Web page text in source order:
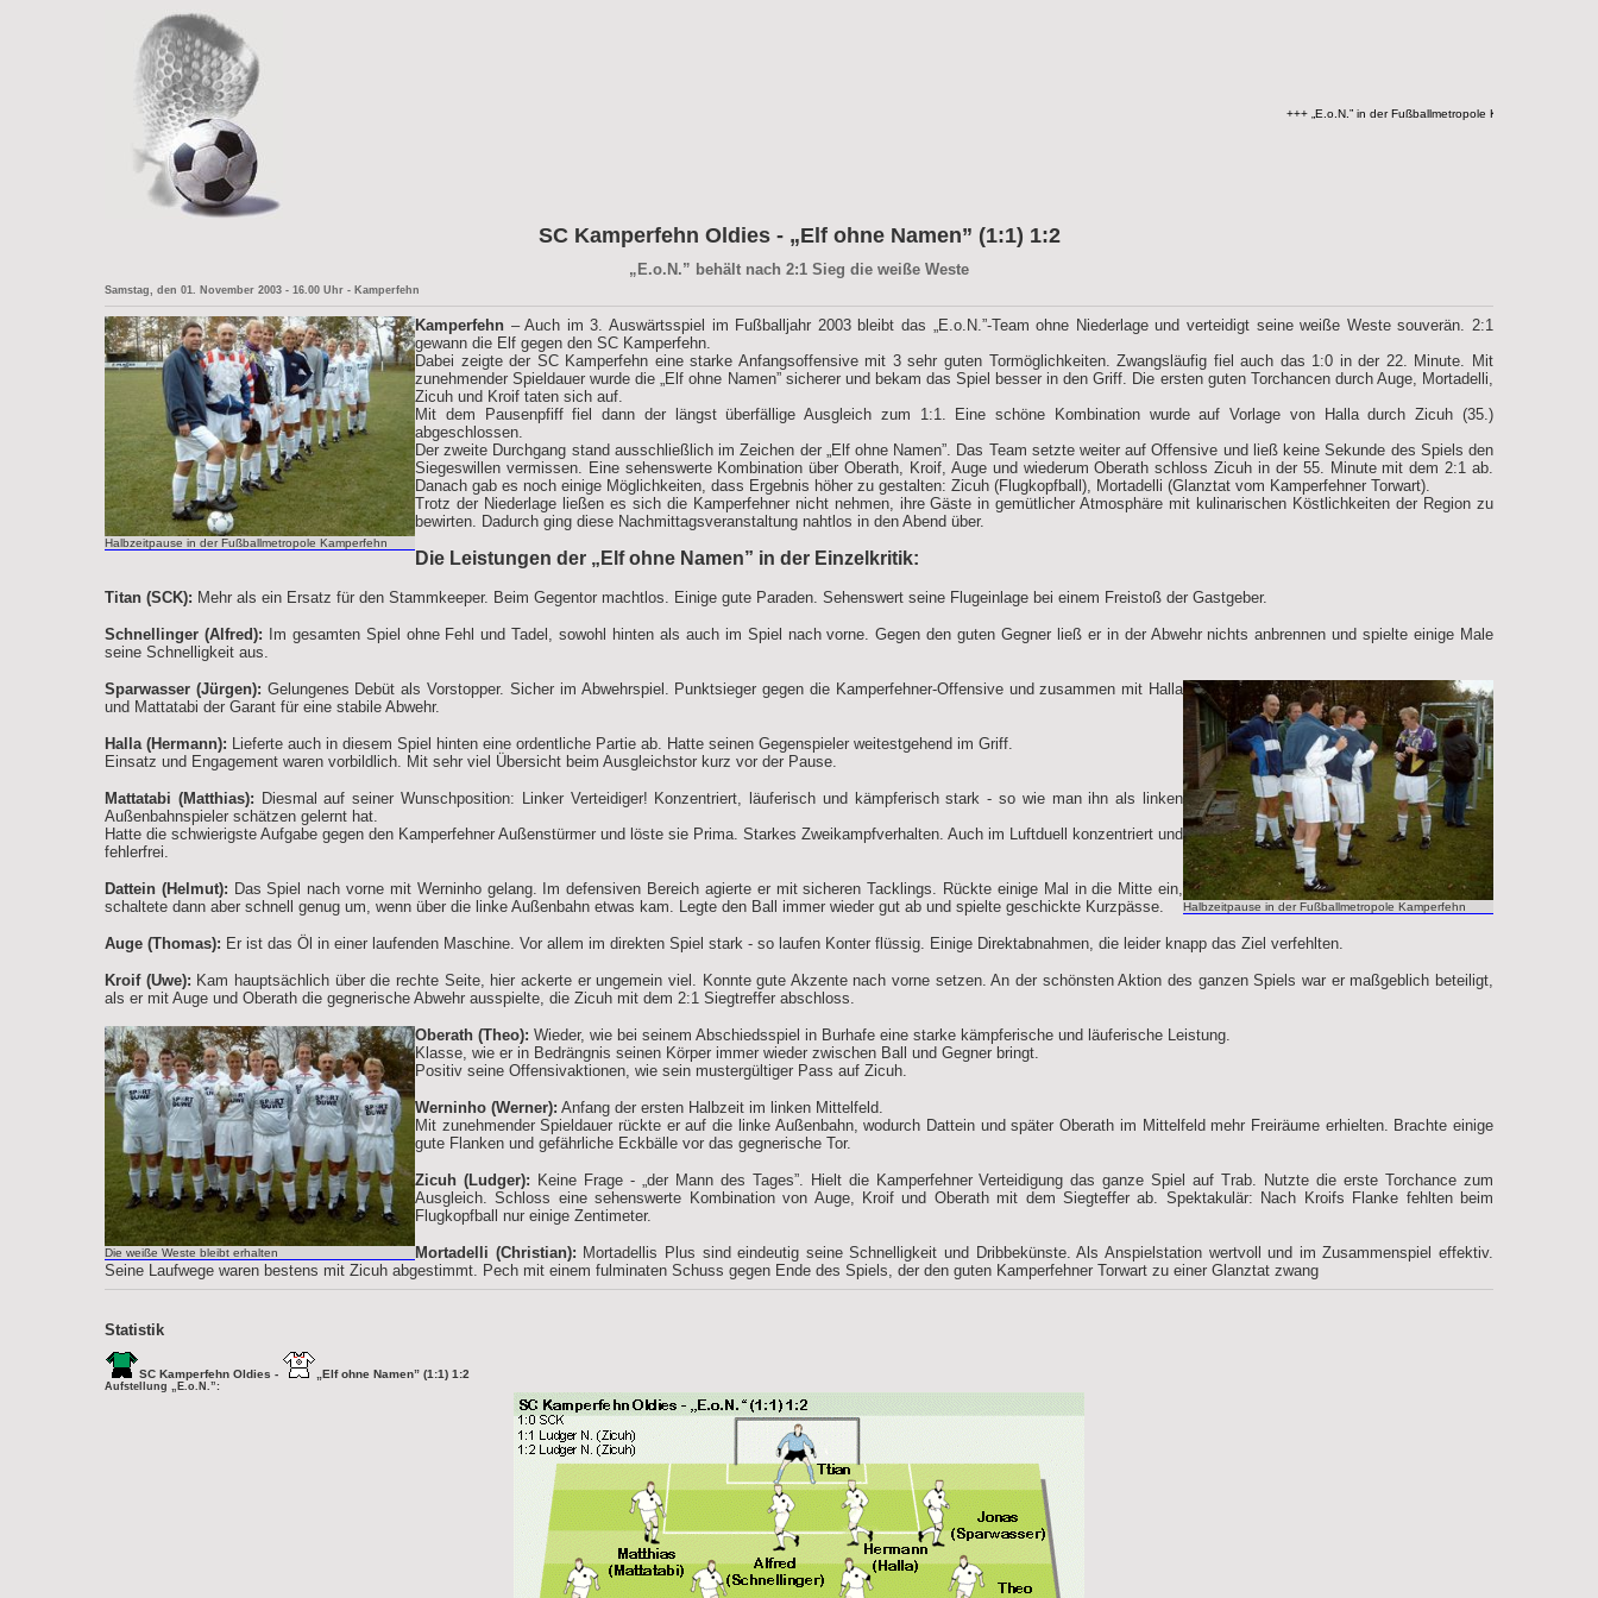
+++ „E.o.N.” in der Fußballmetropole Kamperfehn +++
SC Kamperfehn Oldies - „Elf ohne Namen” (1:1) 1:2
„E.o.N.” behält nach 2:1 Sieg die weiße Weste
Samstag, den 01. November 2003 - 16.00 Uhr - Kamperfehn
Halbzeitpause in der Fußballmetropole Kamperfehn
Kamperfehn – Auch im 3. Auswärtsspiel im Fußballjahr 2003 bleibt das „E.o.N.”-Team ohne Niederlage und verteidigt seine weiße Weste souverän. 2:1
gewann die Elf gegen den SC Kamperfehn.
Dabei zeigte der SC Kamperfehn eine starke Anfangsoffensive mit 3 sehr guten Tormöglichkeiten. Zwangsläufig fiel auch das 1:0 in der 22. Minute. Mit
zunehmender Spieldauer wurde die „Elf ohne Namen” sicherer und bekam das Spiel besser in den Griff. Die ersten guten Torchancen durch Auge, Mortadelli,
Zicuh und Kroif taten sich auf.
Mit dem Pausenpfiff fiel dann der längst überfällige Ausgleich zum 1:1. Eine schöne Kombination wurde auf Vorlage von Halla durch Zicuh (35.)
abgeschlossen.
Der zweite Durchgang stand ausschließlich im Zeichen der „Elf ohne Namen”. Das Team setzte weiter auf Offensive und ließ keine Sekunde des Spiels den
Siegeswillen vermissen. Eine sehenswerte Kombination über Oberath, Kroif, Auge und wiederum Oberath schloss Zicuh in der 55. Minute mit dem 2:1 ab.
Danach gab es noch einige Möglichkeiten, dass Ergebnis höher zu gestalten: Zicuh (Flugkopfball), Mortadelli (Glanztat vom Kamperfehner Torwart).
Trotz der Niederlage ließen es sich die Kamperfehner nicht nehmen, ihre Gäste in gemütlicher Atmosphäre mit kulinarischen Köstlichkeiten der Region zu
bewirten. Dadurch ging diese Nachmittagsveranstaltung nahtlos in den Abend über.
Die Leistungen der „Elf ohne Namen” in der Einzelkritik:
Titan (SCK): Mehr als ein Ersatz für den Stammkeeper. Beim Gegentor machtlos. Einige gute Paraden. Sehenswert seine Flugeinlage bei einem Freistoß der Gastgeber.
Schnellinger (Alfred): Im gesamten Spiel ohne Fehl und Tadel, sowohl hinten als auch im Spiel nach vorne. Gegen den guten Gegner ließ er in der Abwehr nichts anbrennen und spielte einige Male
seine Schnelligkeit aus.
Halbzeitpause in der Fußballmetropole Kamperfehn
Sparwasser (Jürgen): Gelungenes Debüt als Vorstopper. Sicher im Abwehrspiel. Punktsieger gegen die Kamperfehner-Offensive und zusammen mit Halla
und Mattatabi der Garant für eine stabile Abwehr.
Halla (Hermann): Lieferte auch in diesem Spiel hinten eine ordentliche Partie ab. Hatte seinen Gegenspieler weitestgehend im Griff.
Einsatz und Engagement waren vorbildlich. Mit sehr viel Übersicht beim Ausgleichstor kurz vor der Pause.
Mattatabi (Matthias): Diesmal auf seiner Wunschposition: Linker Verteidiger! Konzentriert, läuferisch und kämpferisch stark - so wie man ihn als linken
Außenbahnspieler schätzen gelernt hat.
Hatte die schwierigste Aufgabe gegen den Kamperfehner Außenstürmer und löste sie Prima. Starkes Zweikampfverhalten. Auch im Luftduell konzentriert und
fehlerfrei.
Dattein (Helmut): Das Spiel nach vorne mit Werninho gelang. Im defensiven Bereich agierte er mit sicheren Tacklings. Rückte einige Mal in die Mitte ein,
schaltete dann aber schnell genug um, wenn über die linke Außenbahn etwas kam. Legte den Ball immer wieder gut ab und spielte geschickte Kurzpässe.
Auge (Thomas): Er ist das Öl in einer laufenden Maschine. Vor allem im direkten Spiel stark - so laufen Konter flüssig. Einige Direktabnahmen, die leider knapp das Ziel verfehlten.
Kroif (Uwe): Kam hauptsächlich über die rechte Seite, hier ackerte er ungemein viel. Konnte gute Akzente nach vorne setzen. An der schönsten Aktion des ganzen Spiels war er maßgeblich beteiligt,
als er mit Auge und Oberath die gegnerische Abwehr ausspielte, die Zicuh mit dem 2:1 Siegtreffer abschloss.
Die weiße Weste bleibt erhalten
Oberath (Theo): Wieder, wie bei seinem Abschiedsspiel in Burhafe eine starke kämpferische und läuferische Leistung.
Klasse, wie er in Bedrängnis seinen Körper immer wieder zwischen Ball und Gegner bringt.
Positiv seine Offensivaktionen, wie sein mustergültiger Pass auf Zicuh.
Werninho (Werner): Anfang der ersten Halbzeit im linken Mittelfeld.
Mit zunehmender Spieldauer rückte er auf die linke Außenbahn, wodurch Dattein und später Oberath im Mittelfeld mehr Freiräume erhielten. Brachte einige
gute Flanken und gefährliche Eckbälle vor das gegnerische Tor.
Zicuh (Ludger): Keine Frage - „der Mann des Tages”. Hielt die Kamperfehner Verteidigung das ganze Spiel auf Trab. Nutzte die erste Torchance zum
Ausgleich. Schloss eine sehenswerte Kombination von Auge, Kroif und Oberath mit dem Siegteffer ab. Spektakulär: Nach Kroifs Flanke fehlten beim
Flugkopfball nur einige Zentimeter.
Mortadelli (Christian): Mortadellis Plus sind eindeutig seine Schnelligkeit und Dribbekünste. Als Anspielstation wertvoll und im Zusammenspiel effektiv.
Seine Laufwege waren bestens mit Zicuh abgestimmt. Pech mit einem fulminaten Schuss gegen Ende des Spiels, der den guten Kamperfehner Torwart zu einer Glanztat zwang
Statistik
SC Kamperfehn Oldies - „Elf ohne Namen” (1:1) 1:2
Aufstellung „E.o.N.”: